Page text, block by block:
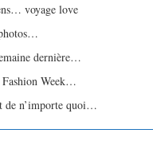
voyage love
dernière…
Fashion Week…
de n’importe quoi…